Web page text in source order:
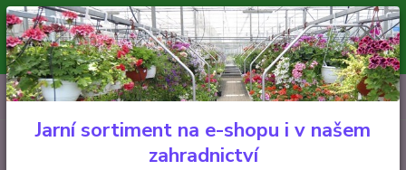
Minimální hodnota pro odeslání z e-shopu je 300 Kč.
V tuto chvíli již hlavní nápor objednávek opadl a balíček můžete čekat
nejpozději v následujícím týdnu po přijetí objednávky. Objednávky
vyřizujeme v pořadí, v jakém přišly...
CZK
+420 602 223 614 0ks
za0 Kč
Jarní sortiment na e-shopu i v našem
zahradnictví